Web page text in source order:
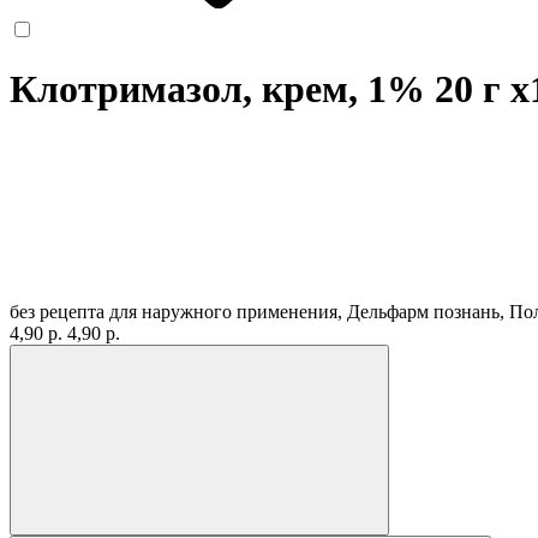
Клотримазол, крем, 1% 20 г
без рецепта для наружного применения, Дельфарм познань,
4,90 р. 4,90 р.